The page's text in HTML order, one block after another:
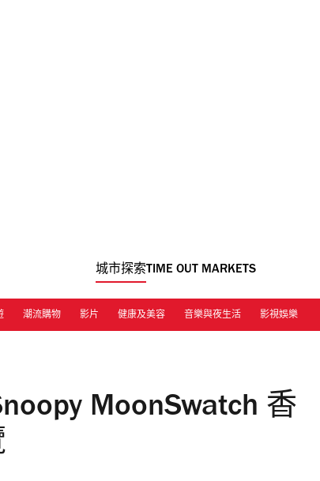
城市探索TIME OUT MARKETS
潮流購物 影片 健康及美容 音樂與夜生活 影視娛樂
MoonSwatch 香